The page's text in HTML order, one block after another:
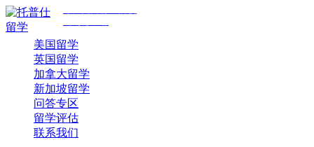
美国留学
英国留学
加拿大留学
新加坡留学
问答专区
留学评估
联系我们